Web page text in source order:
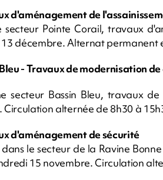
d'aménagement de
Pointe Corail, travaux
décembre. Alternat permanent
- Travaux de modernisation
secteur Bassin Bleu, travaux de
alternée de 8h30 à
d'aménagement de sécurité
dans le secteur de la Ravine
15 novembre. Circulation